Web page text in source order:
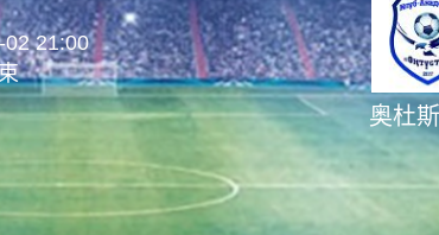
02 21:00
奥杜